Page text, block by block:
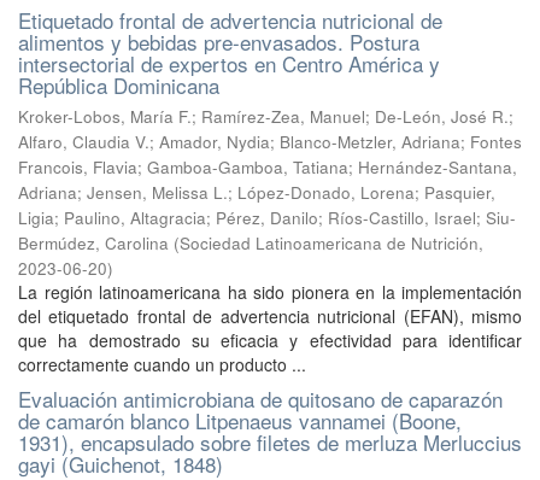
Etiquetado frontal de advertencia nutricional de
alimentos y bebidas pre-envasados. Postura
intersectorial de expertos en Centro América y
República Dominicana
Kroker-Lobos, María F.; Ramírez-Zea, Manuel; De-León, José R.;
Alfaro, Claudia V.; Amador, Nydia; Blanco-Metzler, Adriana; Fontes
Francois, Flavia; Gamboa-Gamboa, Tatiana; Hernández-Santana,
Adriana; Jensen, Melissa L.; López-Donado, Lorena; Pasquier,
Ligia; Paulino, Altagracia; Pérez, Danilo; Ríos-Castillo, Israel; Siu-
Bermúdez, Carolina (Sociedad Latinoamericana de Nutrición,
2023-06-20)
La región latinoamericana ha sido pionera en la implementación
del etiquetado frontal de advertencia nutricional (EFAN), mismo
que ha demostrado su eficacia y efectividad para identificar
correctamente cuando un producto ...
Evaluación antimicrobiana de quitosano de caparazón
de camarón blanco Litpenaeus vannamei (Boone,
1931), encapsulado sobre filetes de merluza Merluccius
gayi (Guichenot, 1848)